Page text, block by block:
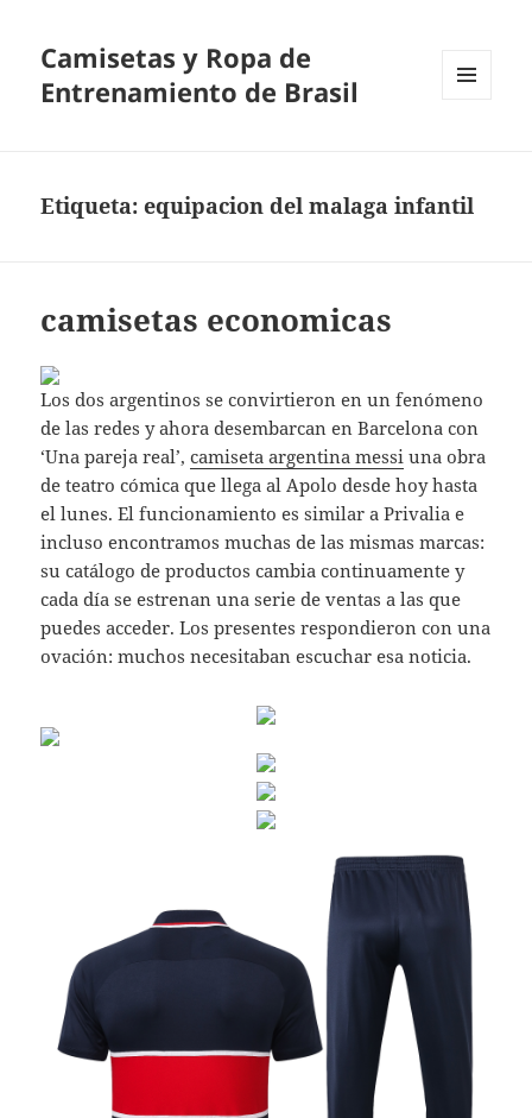
Camisetas y Ropa de
Entrenamiento de Brasil
Etiqueta:equipacion del malaga infantil
camisetas economicas
Los dos argentinos se convirtieron en un fenómeno
de las redes y ahora desembarcan en Barcelona con
‘Una pareja real’,camiseta argentina messi una obra
de teatro cómica que llega al Apolo desde hoy hasta
el lunes. El funcionamiento es similar a Privalia e
incluso encontramos muchas de las mismas marcas:
su catálogo de productos cambia continuamente y
cada día se estrenan una serie de ventas a las que
puedes acceder. Los presentes respondieron con una
ovación: muchos necesitaban escuchar esa noticia.